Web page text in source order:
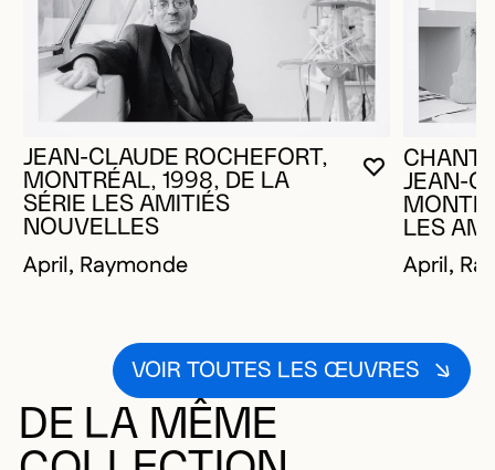
VOUS
FERMER
OUVRIR LA
JEAN-CLAUDE ROCHEFORT,
MONTRÉAL, 1998, DE LA
SÉRIE LES AMITIÉS
NOUVELLES
April, Raymonde
JEAN-
LES
April,
VOIR TOUTES LES ŒUVRES
DE LA MÊME